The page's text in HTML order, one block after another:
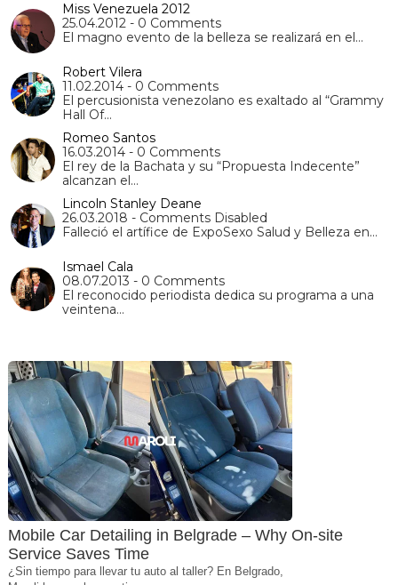
Miss Venezuela 2012
25.04.2012 - 0 Comments
El magno evento de la belleza se realizará en el…
Robert Vilera
11.02.2014 - 0 Comments
El percusionista venezolano es exaltado al “Grammy
Hall Of…
Romeo Santos
16.03.2014 - 0 Comments
El rey de la Bachata y su “Propuesta Indecente”
alcanzan el…
Lincoln Stanley Deane
26.03.2018 - Comments Disabled
Falleció el artífice de ExpoSexo Salud y Belleza en…
Ismael Cala
08.07.2013 - 0 Comments
El reconocido periodista dedica su programa a una
veintena…
Mobile Car Detailing in Belgrade – Why On-site
Service Saves Time
¿Sin tiempo para llevar tu auto al taller? En Belgrado,